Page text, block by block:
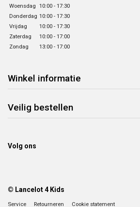
Woensdag 10:00 - 17:30
Donderdag 10:00 - 17:30
Vrijdag
10:00 - 17:30
Zaterdag
10:00 - 17:00
Zondag
13:00 - 17:00
Winkel informatie
Veilig bestellen
Volg ons
© Lancelot 4 Kids
Service Retourneren Cookie statement